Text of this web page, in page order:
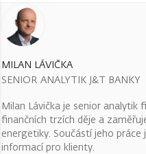
MILAN LÁVIČKA
SENIOR ANALYTIK J&T BANKY
Milan Lávička je senior analytik
finančních trzích děje a
energetiky. Součástí jeho práce
informací pro klienty.